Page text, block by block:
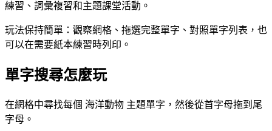
練習、詞彙複習和主題課堂活動。
玩法保持簡單：觀察網格、拖選完整單字、對照單字列表，也
可以在需要紙本練習時列印。
單字搜尋怎麼玩
在網格中尋找每個 海洋動物 主題單字，然後從首字母拖到尾
字母。